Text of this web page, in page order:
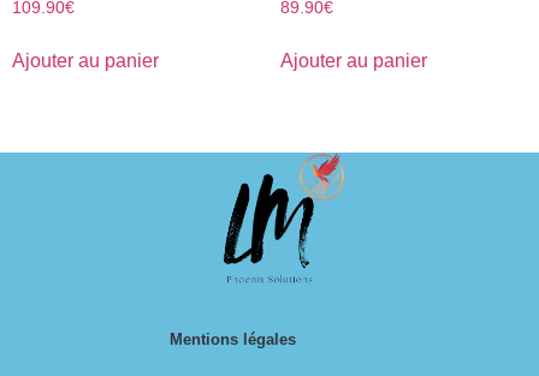
109.90€
Ajouter au panier
89.90€
Ajouter au panier
Mentions légales